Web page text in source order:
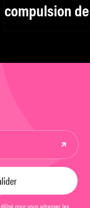
compulsion
pour vous adresser les